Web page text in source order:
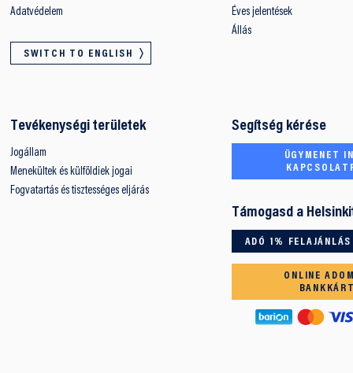
Adatvédelem
SWITCH TO ENGLISH
Éves jelentések
Állás
Tevékenységi területek
Jogállam
Menekültek és külföldiek jogai
Fogvatartás és tisztességes eljárás
Segítség kérése
ÜGYMENET
Támogasd a
ADÓ 1% FELAJÁNLÁS
ONLINE